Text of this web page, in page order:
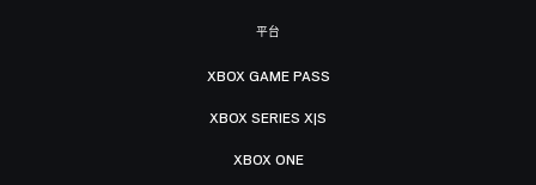
平台
XBOX GAME PASS
XBOX SERIES X|S
XBOX ONE